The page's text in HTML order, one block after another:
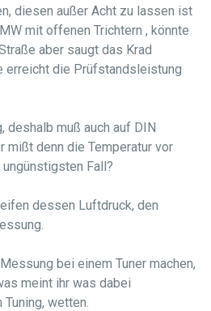
diesen außer Acht zu lassen ist
mit offenen Trichtern , könnte
aber saugt das Krad
erreicht die Prüfstandsleistung
deshalb muß auch auf DIN
mißt denn die Temperatur vor
Fall?
dessen Luftdruck, den
bei einem Tuner machen,
meint ihr was dabei
wetten.